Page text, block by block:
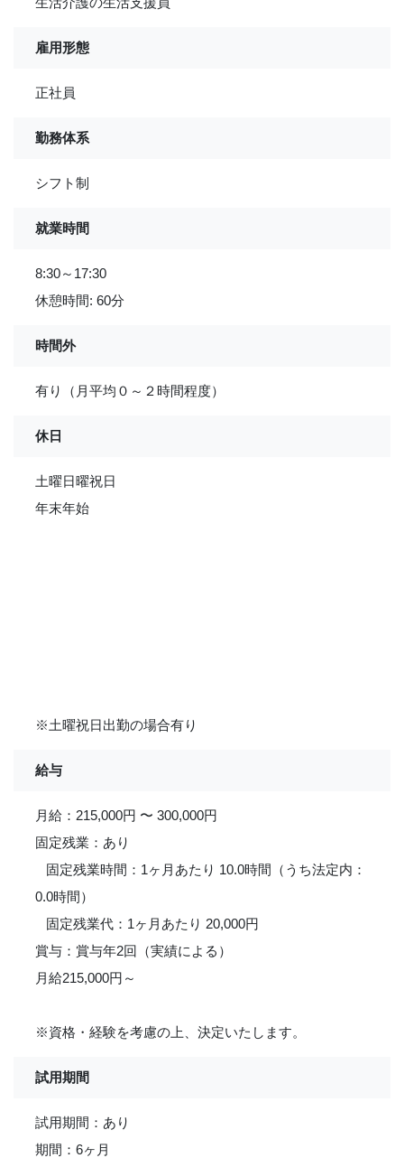
雇用形態
正社員
勤務体系
シフト制
就業時間
8:30～17:30
休憩時間: 60分
時間外
有り（月平均０～２時間程度）
休日
土曜日曜祝日
年末年始
※土曜祝日出勤の場合有り
給与
月給：215,000円 〜 300,000円
固定残業：あり
固定残業時間：1ヶ月あたり 10.0時間（うち法定内：
0.0時間）
固定残業代：1ヶ月あたり 20,000円
賞与：賞与年2回（実績による）
月給215,000円～
※資格・経験を考慮の上、決定いたします。
試用期間
試用期間：あり
期間：6ヶ月